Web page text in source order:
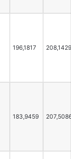
196,1817 208,1429
183,9459